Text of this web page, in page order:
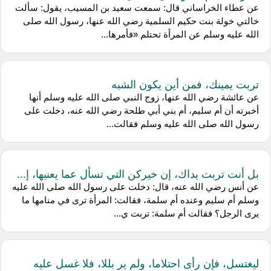
عن عطاء الخراساني قال: سمعت سعيد بن المسيب، يقول: سألت
خالتي خولة بنت حكيم السلمية رضي الله عنها، رسول الله صلى
الله عليه وسلم عن المرأة تحتلم «فأمرها...
تربت يمينك، فمن أين يكون الشبه
عن عائشة رضي الله عنها، زوج النبي صلى الله عليه وسلم أنها
أخبرته أن أم سليم، أم بني أبي طلحة رضي الله عنه، دخلت على
رسول الله صلى الله عليه وسلم فقالت...
بل أنت تربت يداك، إن خيركن التي تسأل عما يعنيها، إ...
عن أنس رضي الله عنه، قال: دخلت على رسول الله صلى الله عليه
وسلم أم سليم وعنده أم سلمة، فقالت: المرأة ترى في منامها ما
يرى الرجل؟ فقالت أم سلمة: تربت ي...
ليغتسل، فإن رأى احتلاما، ولم ير بللا، فلا غسل عليه